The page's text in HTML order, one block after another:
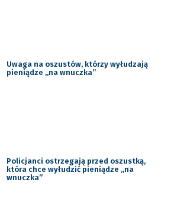
Uwaga na oszustów, którzy wyłudzają
pieniądze ,,na wnuczka”
Policjanci ostrzegają przed oszustką,
która chce wyłudzić pieniądze ,,na
wnuczka”